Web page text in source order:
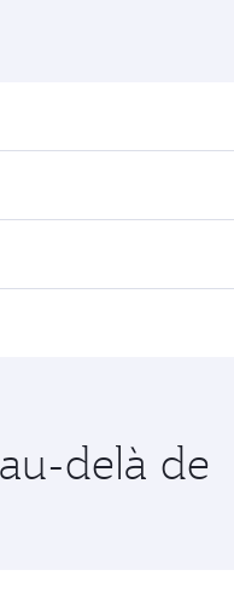
et la fréquence
des correspondances
par Qatar Airways,
delà de